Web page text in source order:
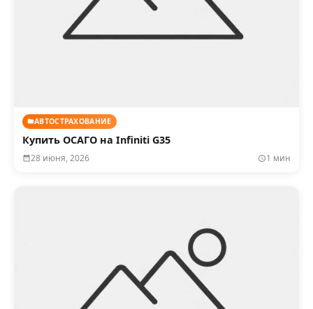
АВТОСТРАХОВАНИЕ
Купить ОСАГО на Infiniti G35
28 июня, 2026 1 мин